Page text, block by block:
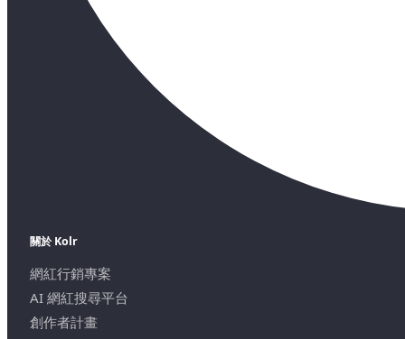
關於 Kolr
網紅行銷專案
AI 網紅搜尋平台
創作者計畫